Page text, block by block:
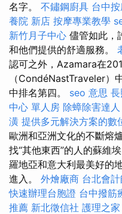
名字。 不鏽鋼廚具 台中
養院 新店 按摩專業教學
新竹月子中心 儘管如此，
和他們提供的舒適服務。
認可之外，Azamara在
（CondéNastTraveler）
中排名第四。 seo 意思
中心 單人房 除蟑除害達人
潢 提供多元解決方案的數
歐洲和亞洲文化的不斷熔
找“其他東西”的人的蘇維
羅地亞和意大利最美好的
進入。 外燴廠商 台北會
快速辦理台胞證 台中撥筋
推薦 新北徵信社 護理之